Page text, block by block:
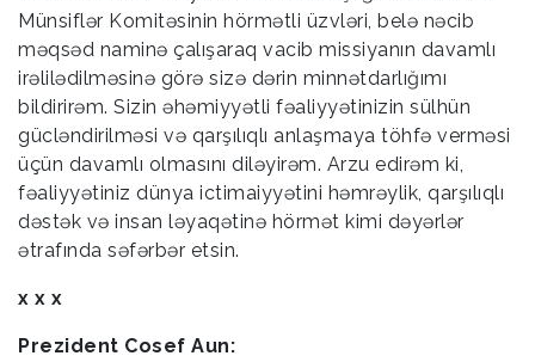
Münsiflər Komitəsinin hörmətli üzvləri, belə nəcib
məqsəd naminə çalışaraq vacib missiyanın davamlı
irəlilədilməsinə görə sizə dərin minnətdarlığımı
bildirirəm. Sizin əhəmiyyətli fəaliyyətinizin sülhün
gücləndirilməsi və qarşılıqlı anlaşmaya töhfə verməsi
üçün davamlı olmasını diləyirəm. Arzu edirəm ki,
fəaliyyətiniz dünya ictimaiyyətini həmrəylik, qarşılıqlı
dəstək və insan ləyaqətinə hörmət kimi dəyərlər
ətrafında səfərbər etsin.
x x x
Prezident Cosef Aun: